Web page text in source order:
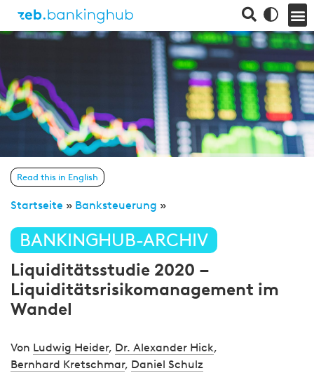
Read this in English
Startseite » Banksteuerung »
BANKINGHUB-ARCHIV
Liquiditätsstudie 2020 –
Liquiditätsrisikomanagement im
Wandel
Von Ludwig Heider, Dr. Alexander Hick,
Bernhard Kretschmar, Daniel Schulz